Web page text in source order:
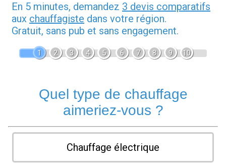
En 5 minutes, demandez 3 devis comparatifs
aux chauffagiste dans votre région.
Gratuit, sans pub et sans engagement.
1 2 3 4 5 6 7 8 9 10
Quel type de chauffage
aimeriez-vous ?
Chauffage électrique